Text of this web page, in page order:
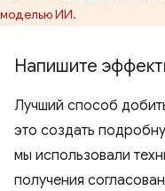
моделью ИИ.
Напишите
Лучший способ
это создать
мы использовали
получения